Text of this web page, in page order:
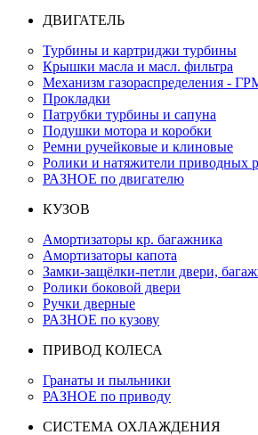
ДВИГАТЕЛЬ
Турбины и картриджи турбины
Крышки масла и масл. фильтра
Механизм газораспределения -
Прокладки
Патрубки турбины и сапуна
Подушки мотора и коробки
Ремни ручейковые и клиновые
Ролики и натяжители приводных
РАЗНОЕ по двигателю
КУЗОВ
Амортизаторы кр. багажника
Амортизаторы капота
Замки-защёлки-петли двери,
Ролики боковой двери
Ручки дверные
РАЗНОЕ по кузову
ПРИВОД КОЛЕСА
Гранаты и пыльники
РАЗНОЕ по приводу
СИСТЕМА ОХЛАЖДЕНИЯ